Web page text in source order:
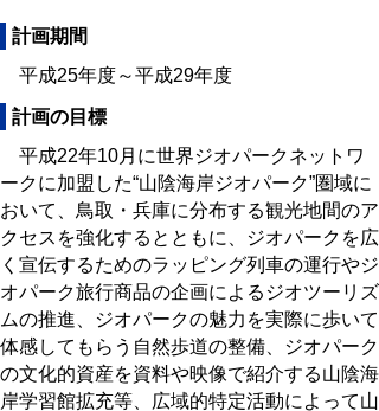
計画期間
平成25年度～平成29年度
計画の目標
平成22年10月に世界ジオパークネットワ
ークに加盟した“山陰海岸ジオパーク”圏域に
おいて、鳥取・兵庫に分布する観光地間のア
クセスを強化するとともに、ジオパークを広
く宣伝するためのラッピング列車の運行やジ
オパーク旅行商品の企画によるジオツーリズ
ムの推進、ジオパークの魅力を実際に歩いて
体感してもらう自然歩道の整備、ジオパーク
の文化的資産を資料や映像で紹介する山陰海
岸学習館拡充等、広域的特定活動によって山